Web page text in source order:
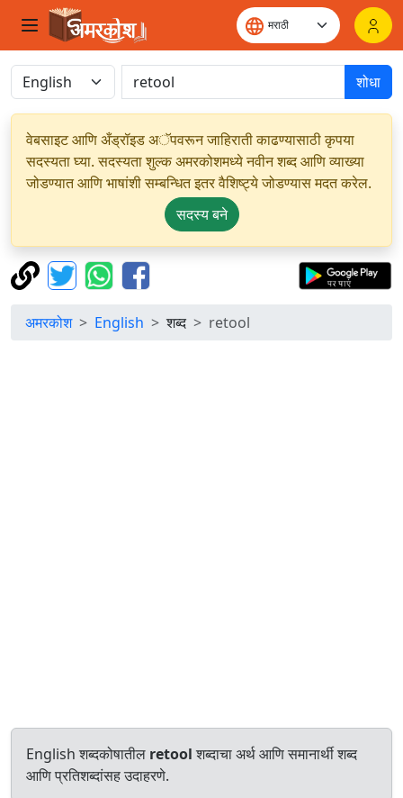
शोधा
वेबसाइट आणि अँड्रॉइड अॅपवरून जाहिराती काढण्यासाठी कृपया
सदस्यता घ्या. सदस्यता शुल्क अमरकोशमध्ये नवीन शब्द आणि व्याख्या
जोडण्यात आणि भाषांशी सम्बन्धित इतर वैशिष्ट्ये जोडण्यास मदत करेल.
सदस्य बने
अमरकोश English शब्द retool
English शब्दकोषातील retoolशब्दाचा अर्थ आणि समानार्थी शब्द
आणि प्रतिशब्दांसह उदाहरणे.